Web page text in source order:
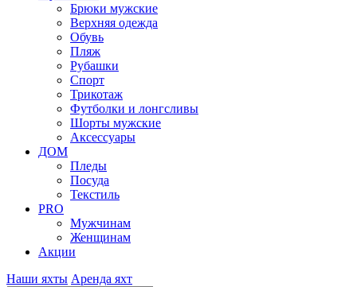
Брюки мужские
Верхняя одежда
Обувь
Пляж
Рубашки
Спорт
Трикотаж
Футболки и лонгсливы
Шорты мужские
Аксессуары
ДОМ
Пледы
Посуда
Текстиль
PRO
Мужчинам
Женщинам
Акции
Наши яхты Аренда яхт